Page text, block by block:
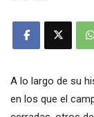
A lo largo de su
en los que el